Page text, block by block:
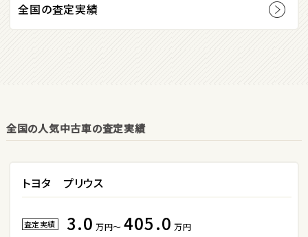
3位
ステーションワゴン
全国の査定実績
全国の人気中古車の査定実績
トヨタ プリウス
査定実績 3.0 万円～ 405.0 万円